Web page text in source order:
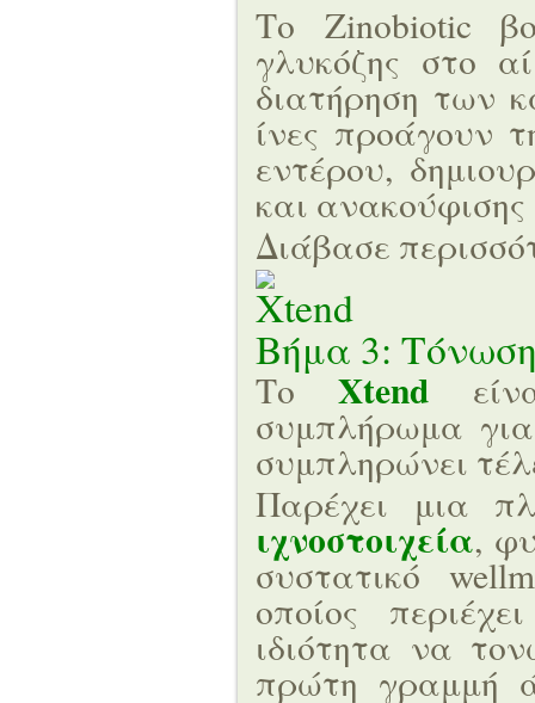
Το Zinobiotic
γλυκόζης στο
διατήρηση των
ίνες προάγουν
εντέρου,
και
Διάβασε
Βήμα 3:
ΤοXtend
συμπλήρωμα
συμπληρώνει
Παρέχει μια
ιχνοστοιχεία,
συστατικό
οποίος
ιδιότητα να
πρώτη γραμμή